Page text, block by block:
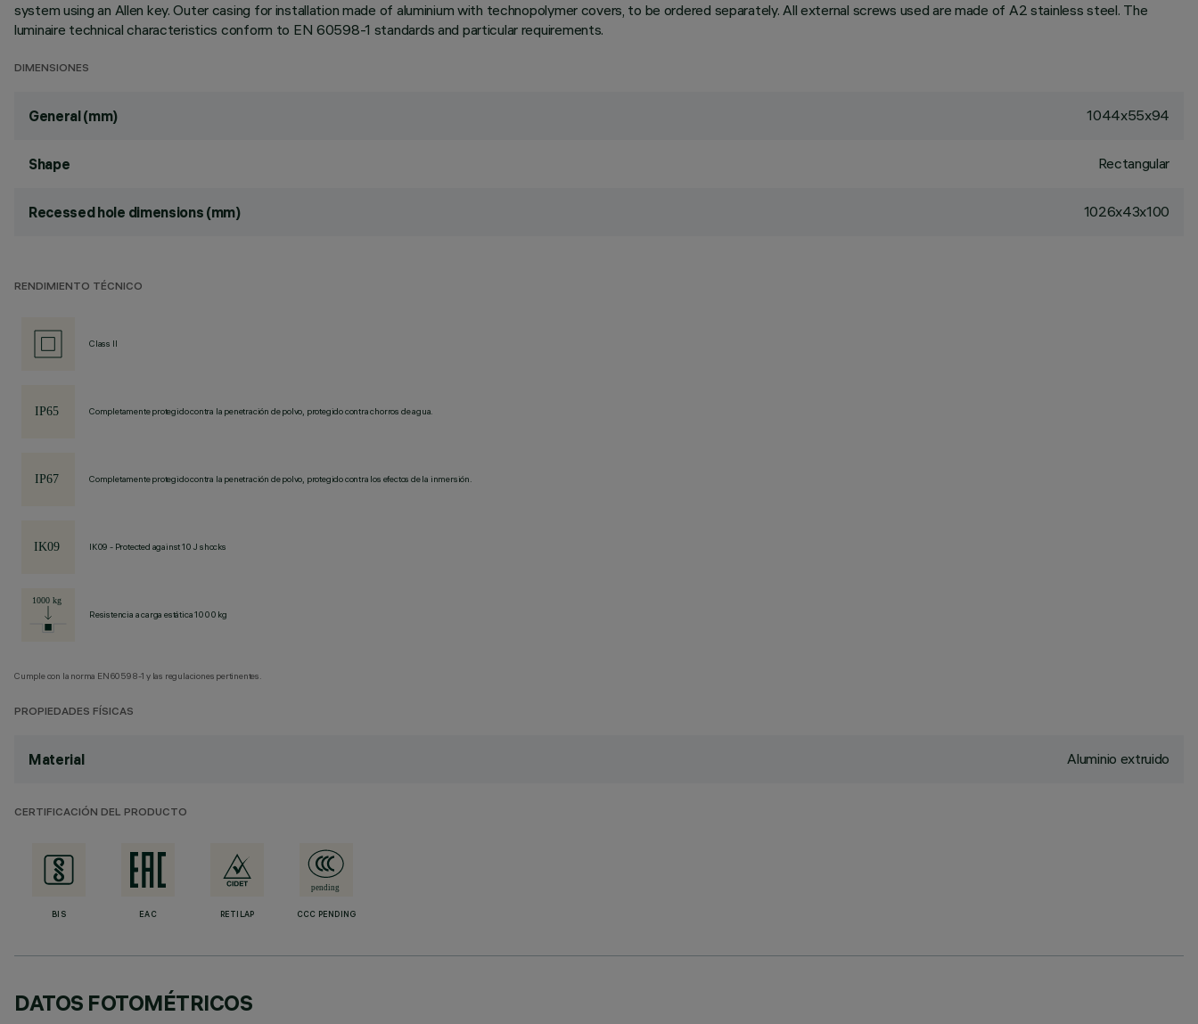
system using an Allen key. Outer casing for installation made of aluminium with technopolymer covers, to be ordered separately. All external screws used are made of A2 stainless steel. The
luminaire technical characteristics conform to EN 60598-1 standards and particular requirements.
DIMENSIONES
General (mm) 1044x55x94
Shape Rectangular
Recessed hole dimensions (mm) 1026x43x100
RENDIMIENTO TÉCNICO
Class II
Completamente protegido contra la penetración de polvo, protegido contra chorros de agua.
Completamente protegido contra la penetración de polvo, protegido contra los efectos de la inmersión.
IK09 - Protected against 10 J shocks
Resistencia a carga estática 1000 kg
Cumple con la norma EN60598-1 y las regulaciones pertinentes.
PROPIEDADES FÍSICAS
Material Aluminio extruido
CERTIFICACIÓN DEL PRODUCTO
BIS EAC RETILAP CCC PENDING
DATOS FOTOMÉTRICOS